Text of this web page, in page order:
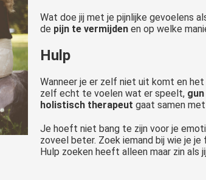
Wat doe jij met je pijnlijke gevoelens
de pijn te vermijden en op welke
Hulp
Wanneer je er zelf niet uit komt en het
zelf echt te voelen wat er speelt,
holistisch therapeut gaat samen
Je hoeft niet bang te zijn voor je
zoveel beter. Zoek iemand bij wie je
Hulp zoeken heeft alleen maar zin als